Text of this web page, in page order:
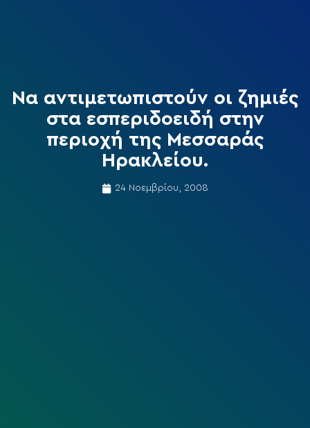
Να αντιμετωπιστούν οι ζημιές
στα εσπεριδοειδή στην
περιοχή της Μεσσαράς
Ηρακλείου.
24 Νοεμβρίου, 2008